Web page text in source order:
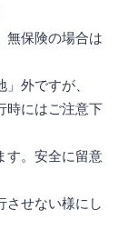
無保険の場合は
外ですが、
時にはご注意下
す。安全に留意
させない様にし